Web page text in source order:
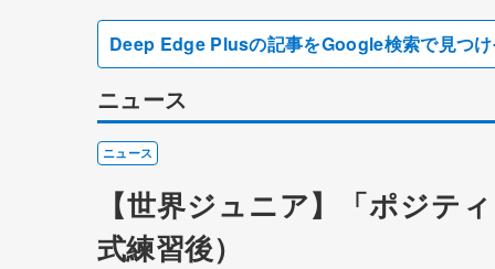
Deep Edge Plusの記事をGoogle検索で見つ
ニュース
ニュース
【世界ジュニア】「ポジテ
式練習後）